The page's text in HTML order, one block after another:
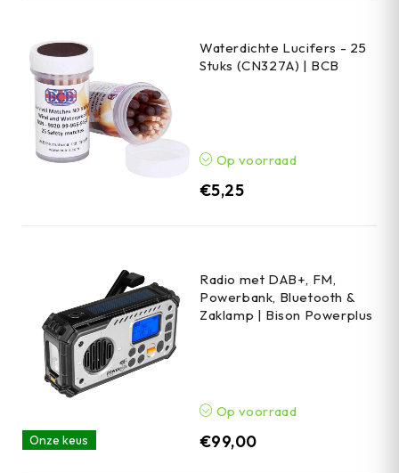
Waterdichte Lucifers - 25
Stuks (CN327A) | BCB
Op voorraad
€5,25
Onze keus
Radio met DAB+, FM,
Powerbank, Bluetooth &
Zaklamp | Bison Powerplus
Op voorraad
€99,00